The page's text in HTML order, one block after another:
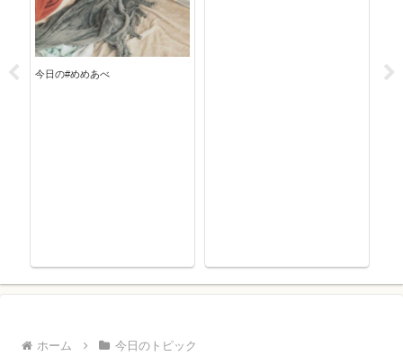
今日の#めめあべ
ホーム 今日のトピック